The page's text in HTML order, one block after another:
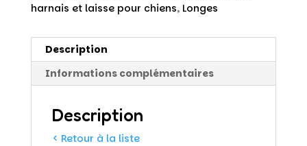
harnais et laisse pour chiens, Longes
Description
Informations complémentaires
Description
< Retour à la liste